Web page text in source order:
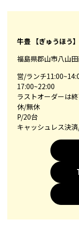
牛豊 【ぎゅうほう
福島県郡山市八山
営/ランチ
17:00~22:00
ラストオーダーは
休/無休
P/20台
キャッシュレス決